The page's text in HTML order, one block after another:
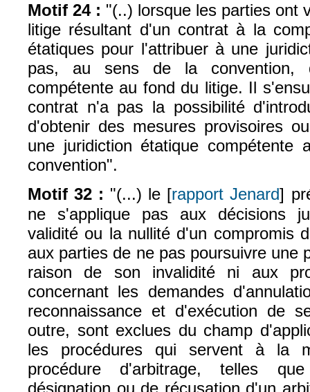
Motif 24 : "(..) lorsque les parties ont
litige résultant d'un contrat à la
étatiques pour l'attribuer à une
pas, au sens de la convention,
compétente au fond du litige. Il
contrat n'a pas la possibilité
d'obtenir des mesures provisoires
une juridiction étatique
convention".
Motif 32 : "(...) le [rapport Jenard(le
]
ne s'applique pas aux décisions
validité ou la nullité d'un compromis
aux parties de ne pas poursuivre une
raison de son invalidité ni aux
concernant les demandes
reconnaissance et d'exécution de
outre, sont exclues du champ
les procédures qui servent à la
procédure d'arbitrage, telles
désignation ou de récusation d'un